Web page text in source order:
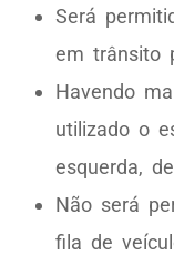
Será
em trânsito
Havendo
utilizado o
esquerda,
Não será
fila de